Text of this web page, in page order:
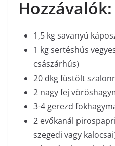
Hozzávalók:
1,5 kg savanyú
1 kg sertéshús
császárhús)
20 dkg füstölt
2 nagy fej
3-4 gerezd
2 evőkanál
szegedi vagy